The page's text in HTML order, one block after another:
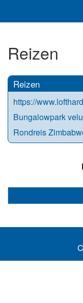
Reizen
Reizen
https://
Bungalowpark
Rondreis